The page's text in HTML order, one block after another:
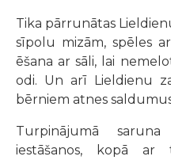
Tika pārrunātas
sīpolu mizām, spēles
ēšana ar sāli, lai
odi. Un arī Lieldienu
bērniem atnes
Turpinājumā
iestāšanos, kopā ar